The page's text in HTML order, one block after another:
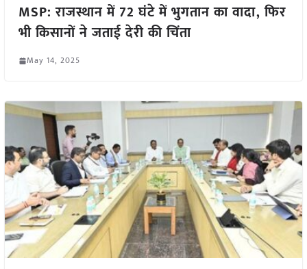
MSP: राजस्थान में 72 घंटे में भुगतान का वादा, फिर
भी किसानों ने जताई देरी की चिंता
May 14, 2025